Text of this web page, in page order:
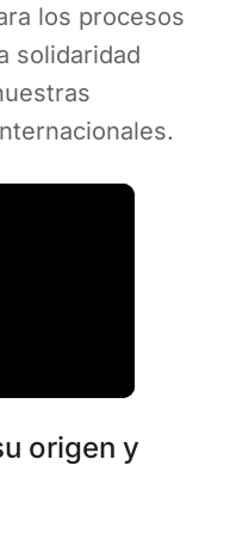
los procesos
solidaridad
origen y